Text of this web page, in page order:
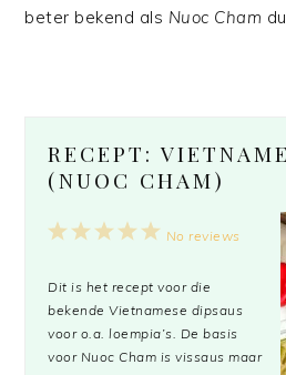
beter bekend als Nuoc Cham
RECEPT:
(NUOC CHAM)
5
4
3
2
1
No reviews
Dit is het recept voor die
bekende Vietnamese dipsaus
voor o.a. loempia’s. De basis
voor Nuoc Cham is vissaus maar